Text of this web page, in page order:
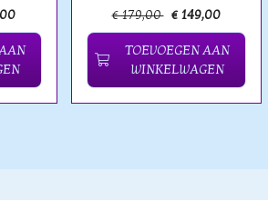
€ 179,00 € 149,00
TOEVOEGEN AAN
WINKELWAGEN